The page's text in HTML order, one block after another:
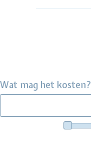
Wat mag het kosten?